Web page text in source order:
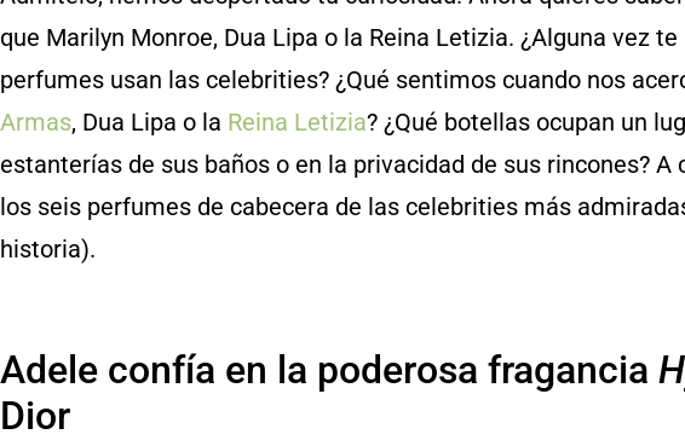
que Marilyn Monroe, Dua Lipa o la Reina Letizia. ¿Alguna vez
perfumes usan las celebrities? ¿Qué sentimos cuando nos
Armas, Dua Lipa o la Reina Letizia? ¿Qué botellas ocupan un
estanterías de sus baños o en la privacidad de sus rincones?
los seis perfumes de cabecera de las celebrities más
historia).
Adele confía en la poderosa fragancia
Dior